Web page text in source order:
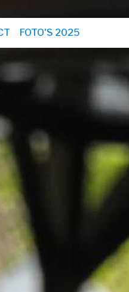
FOTO'S 2025